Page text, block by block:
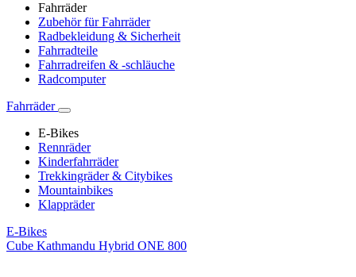
Fahrräder
Zubehör für Fahrräder
Radbekleidung & Sicherheit
Fahrradteile
Fahrradreifen & -schläuche
Radcomputer
Fahrräder
E-Bikes
Rennräder
Kinderfahrräder
Trekkingräder & Citybikes
Mountainbikes
Klappräder
E-Bikes
Cube Kathmandu Hybrid ONE 800